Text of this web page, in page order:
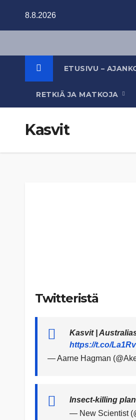
8.8.2026
ETUSIVU –
RETKIÄ JA MATKOJA
Kasvit
Twitteristä
Kasvit |
https://t.co/
— Aarne Hagman
Insect-killing
— New Scientist